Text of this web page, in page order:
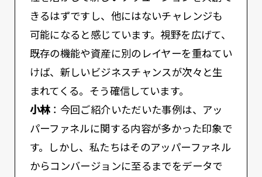
きるはずですし、他にはないチャレンジも
可能になると感じています。視野を広げて、
既存の機能や資産に別のレイヤーを重ねてい
けば、新しいビジネスチャンスが次々と生
まれてくる。そう確信しています。
小林：今回ご紹介いただいた事例は、アッ
パーファネルに関する内容が多かった印象で
す。しかし、私たちはそのアッパーファネル
からコンバージョンに至るまでをデータで